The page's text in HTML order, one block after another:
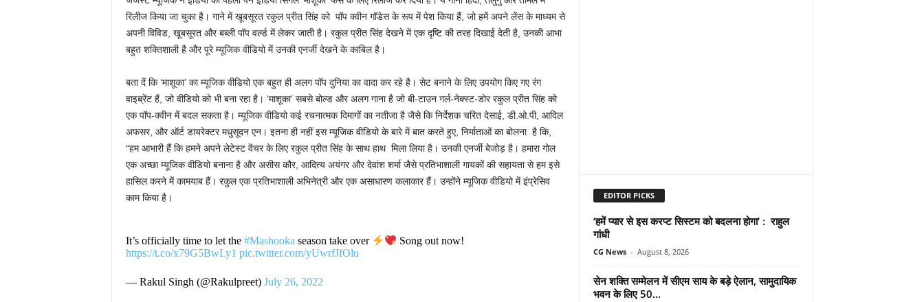
रिलीज किया जा चुका है। गाने में खूबसूरत रकुल प्रीत सिंह को पॉप क्वीन गॉडेस के रूप में पेश किया हैं, जो हमें अपने लेंस के माध्यम से
अपनी विविड, खूबसूरत और बब्ली पॉप वर्ल्ड में लेकर जाती है। रकुल प्रीत सिंह देखने में एक दृष्टि की तरह दिखाई देती है, उनकी आभा
बहुत शक्तिशाली है और पूरे म्यूजिक वीडियो में उनकी एनर्जी देखने के काबिल है।
बता दें कि ‘माशूका’ का म्यूजिक वीडियो एक बहुत ही अलग पॉप दुनिया का वादा कर रहे है। सेट बनाने के लिए उपयोग किए गए रंग
वाइब्रेंट हैं, जो वीडियो को भी बना रहा है। ‘माशूका’ सबसे बोल्ड और अलग गाना है जो बी-टाउन गर्ल-नेक्स्ट-डोर रकुल प्रीत सिंह को
एक पॉप-क्वीन में बदल सकता है। म्यूजिक वीडियो कई रचनात्मक दिमागों का नतीजा है जैसे कि निर्देशक चरित देसाई, डी.ओ.पी, आदिल
अफसर, और ऑर्ट डायरेक्टर मधुसूदन एन। इतना ही नहीं इस म्यूजिक वीडियो के बारे में बात करते हुए, निर्माताओं का बोलना है कि,
“हम आभारी हैं कि हमने अपने लेटेस्ट वेंचर के लिए रकुल प्रीत सिंह के साथ हाथ मिला लिया है। उनकी एनर्जी बेजोड़ है। हमारा गोल
एक अच्छा म्यूजिक वीडियो बनाना है और असीस कौर, आदित्य अयंगर और देवांश शर्मा जैसे प्रतिभाशाली गायकों की सहायता से हम इसे
हासिल करने में कामयाब हैं। रकुल एक प्रतिभाशाली अभिनेत्री और एक असाधारण कलाकार हैं। उन्होंने म्यूजिक वीडियो में इंप्रेसिव
काम किया है।
It’s officially time to let the #Mashookaseason take over
Song out now!
https://t.co/x79G5BwLy1 pic.twitter.com/yUwrfJfOlu
— Rakul Singh (@Rakulpreet) July 26, 2022
EDITOR PICKS
‘हमें प्यार से इस करप्ट सिस्टम को बदलना होगा’ : राहुल
गांधी
CG News - August 8, 2026
सेन शक्ति सम्मेलन में सीएम साय के बड़े ऐलान, सामुदायिक
भवन के लिए 50...